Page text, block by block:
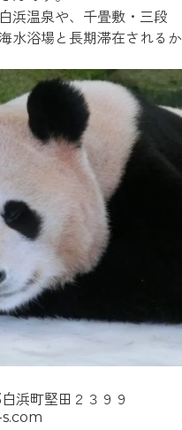
浜温泉や、千畳敷・三段
水浴場と長期滞在されるか
浜町堅田２３９９